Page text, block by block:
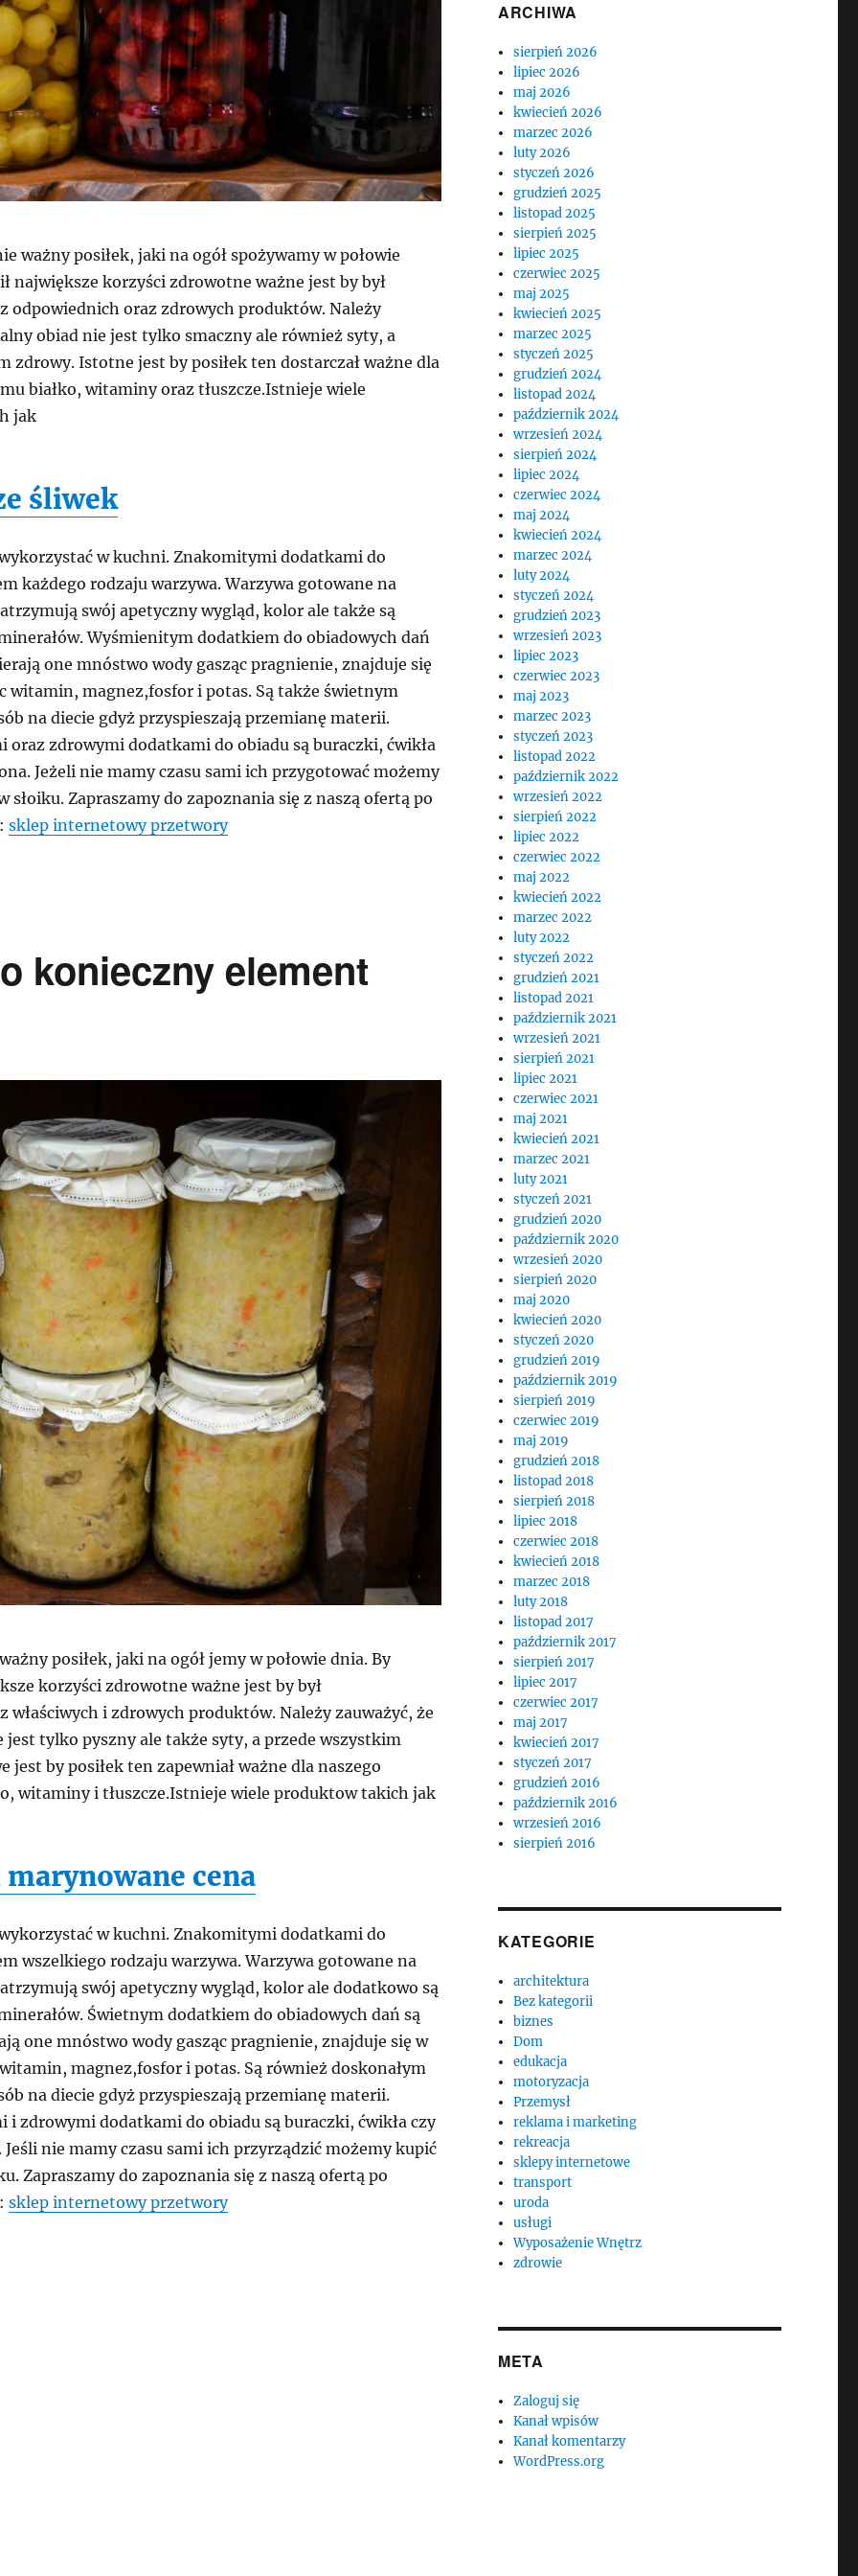
ważny posiłek, jaki na ogół spożywamy w połowie
największe korzyści zdrowotne ważne jest by był
odpowiednich oraz zdrowych produktów. Należy
obiad nie jest tylko smaczny ale również syty, a
zdrowy. Istotne jest by posiłek ten dostarczał ważne dla
białko, witaminy oraz tłuszcze.Istnieje wiele
jak
śliwek
w kuchni. Znakomitymi dodatkami do
każdego rodzaju warzywa. Warzywa gotowane na
swój apetyczny wygląd, kolor ale także są
Wyśmienitym dodatkiem do obiadowych dań
one mnóstwo wody gasząc pragnienie, znajduje się
witamin, magnez,fosfor i potas. Są także świetnym
na diecie gdyż przyspieszają przemianę materii.
oraz zdrowymi dodatkami do obiadu są buraczki, ćwikła
Jeżeli nie mamy czasu sami ich przygotować możemy
słoiku. Zapraszamy do zapoznania się z naszą ofertą po
sklep internetowy przetwory
konieczny element
posiłek, jaki na ogół jemy w połowie dnia. By
korzyści zdrowotne ważne jest by był
właściwych i zdrowych produktów. Należy zauważyć, że
jest tylko pyszny ale także syty, a przede wszystkim
jest by posiłek ten zapewniał ważne dla naszego
witaminy i tłuszcze.Istnieje wiele produktow takich jak
cena
w kuchni. Znakomitymi dodatkami do
wszelkiego rodzaju warzywa. Warzywa gotowane na
swój apetyczny wygląd, kolor ale dodatkowo są
Świetnym dodatkiem do obiadowych dań są
one mnóstwo wody gasząc pragnienie, znajduje się w
magnez,fosfor i potas. Są również doskonałym
na diecie gdyż przyspieszają przemianę materii.
i zdrowymi dodatkami do obiadu są buraczki, ćwikła czy
nie mamy czasu sami ich przyrządzić możemy kupić
Zapraszamy do zapoznania się z naszą ofertą po
sklep internetowy przetwory
ARCHIWA
sierpień 2026
lipiec 2026
maj 2026
kwiecień 2026
marzec 2026
luty 2026
styczeń 2026
grudzień 2025
listopad 2025
sierpień 2025
lipiec 2025
czerwiec 2025
maj 2025
kwiecień 2025
marzec 2025
styczeń 2025
grudzień 2024
listopad 2024
październik 2024
wrzesień 2024
sierpień 2024
lipiec 2024
czerwiec 2024
maj 2024
kwiecień 2024
marzec 2024
luty 2024
styczeń 2024
grudzień 2023
wrzesień 2023
lipiec 2023
czerwiec 2023
maj 2023
marzec 2023
styczeń 2023
listopad 2022
październik 2022
wrzesień 2022
sierpień 2022
lipiec 2022
czerwiec 2022
maj 2022
kwiecień 2022
marzec 2022
luty 2022
styczeń 2022
grudzień 2021
listopad 2021
październik 2021
wrzesień 2021
sierpień 2021
lipiec 2021
czerwiec 2021
maj 2021
kwiecień 2021
marzec 2021
luty 2021
styczeń 2021
grudzień 2020
październik 2020
wrzesień 2020
sierpień 2020
maj 2020
kwiecień 2020
styczeń 2020
grudzień 2019
październik 2019
sierpień 2019
czerwiec 2019
maj 2019
grudzień 2018
listopad 2018
sierpień 2018
lipiec 2018
czerwiec 2018
kwiecień 2018
marzec 2018
luty 2018
listopad 2017
październik 2017
sierpień 2017
lipiec 2017
czerwiec 2017
maj 2017
kwiecień 2017
styczeń 2017
grudzień 2016
październik 2016
wrzesień 2016
sierpień 2016
KATEGORIE
architektura
Bez kategorii
biznes
Dom
edukacja
motoryzacja
Przemysł
reklama i marketing
rekreacja
sklepy internetowe
transport
uroda
usługi
Wyposażenie Wnętrz
zdrowie
META
Zaloguj się
Kanał wpisów
Kanał komentarzy
WordPress.org